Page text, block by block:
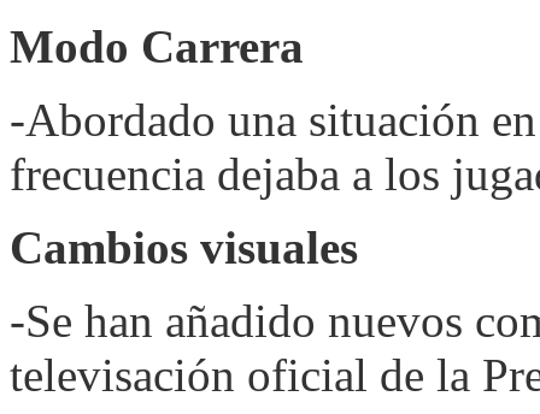
Modo Carrera
-Abordado una situación
frecuencia dejaba a los
Cambios visuales
-Se han añadido nuevos
televisación oficial de la